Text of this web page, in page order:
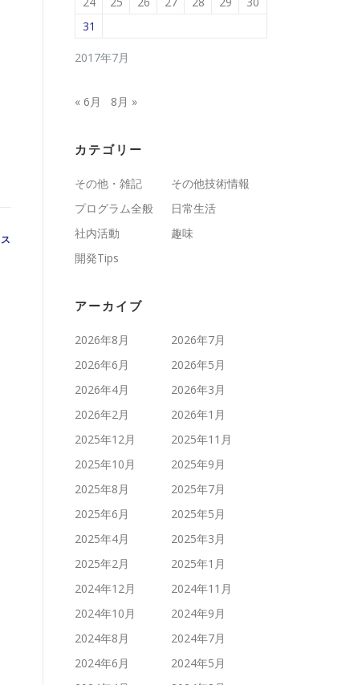
2017年7月
31
« 6月 8月 »
カテゴリー
その他・雑記
その他技術情報
プログラム全般
日常生活
社内活動
趣味
開発Tips
アーカイブ
2026年8月
2026年7月
2026年6月
2026年5月
2026年4月
2026年3月
2026年2月
2026年1月
2025年12月
2025年11月
2025年10月
2025年9月
2025年8月
2025年7月
2025年6月
2025年5月
2025年4月
2025年3月
2025年2月
2025年1月
2024年12月
2024年11月
2024年10月
2024年9月
2024年8月
2024年7月
2024年6月
2024年5月